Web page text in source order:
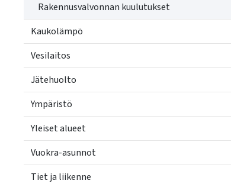
Rakennusvalvonnan kuulutukset
Kaukolämpö
Vesilaitos
Jätehuolto
Ympäristö
Yleiset alueet
Vuokra-asunnot
Tiet ja liikenne